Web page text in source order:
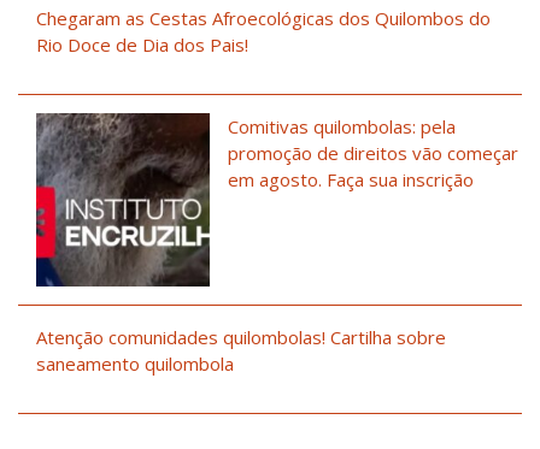
Chegaram as Cestas Afroecológicas dos Quilombos do
Rio Doce de Dia dos Pais!
Comitivas quilombolas: pela
promoção de direitos vão começar
em agosto. Faça sua inscrição
Atenção comunidades quilombolas! Cartilha sobre
saneamento quilombola